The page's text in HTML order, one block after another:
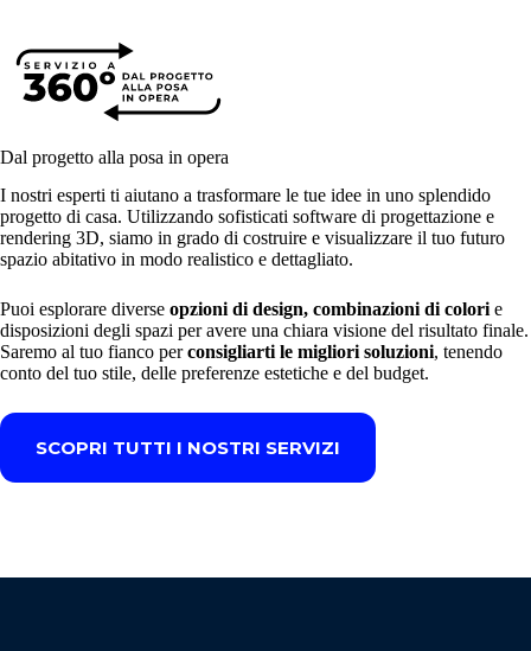
Dal progetto alla posa in opera
I nostri esperti ti aiutano a trasformare le tue idee in uno splendido
progetto di casa. Utilizzando sofisticati software di progettazione e
rendering 3D, siamo in grado di costruire e visualizzare il tuo futuro
spazio abitativo in modo realistico e dettagliato.
Puoi esplorare diverse opzioni di design, combinazioni di colorie
disposizioni degli spazi per avere una chiara visione del risultato finale.
Saremo al tuo fianco perconsigliarti le migliori soluzioni, tenendo
conto del tuo stile, delle preferenze estetiche e del budget.
SCOPRI TUTTI I NOSTRI SERVIZI